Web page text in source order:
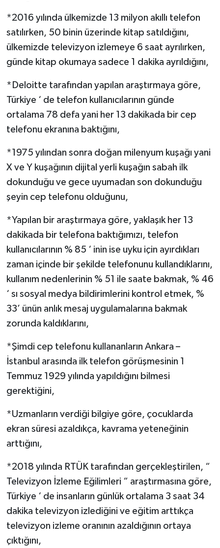
*2016 yılında ülkemizde 13 milyon akıllı telefon
satılırken, 50 binin üzerinde kitap satıldığını,
ülkemizde televizyon izlemeye 6 saat ayrılırken,
günde kitap okumaya sadece 1 dakika ayrıldığını,
*Deloitte tarafından yapılan araştırmaya göre,
Türkiye ‘ de telefon kullanıcılarının günde
ortalama 78 defa yani her 13 dakikada bir cep
telefonu ekranına baktığını,
*1975 yılından sonra doğan milenyum kuşağı yani
X ve Y kuşağının dijital yerli kuşağın sabah ilk
dokunduğu ve gece uyumadan son dokunduğu
şeyin cep telefonu olduğunu,
*Yapılan bir araştırmaya göre, yaklaşık her 13
dakikada bir telefona baktığımızı, telefon
kullanıcılarının % 85 ‘ inin ise uyku için ayırdıkları
zaman içinde bir şekilde telefonunu kullandıklarını,
kullanım nedenlerinin % 51 ile saate bakmak, % 46
‘ sı sosyal medya bildirimlerini kontrol etmek, %
33’ ünün anlık mesaj uygulamalarına bakmak
zorunda kaldıklarını,
*Şimdi cep telefonu kullananların Ankara –
İstanbul arasında ilk telefon görüşmesinin 1
Temmuz 1929 yılında yapıldığını bilmesi
gerektiğini,
*Uzmanların verdiği bilgiye göre, çocuklarda
ekran süresi azaldıkça, kavrama yeteneğinin
arttığını,
*2018 yılında RTÜK tarafından gerçekleştirilen, “
Televizyon İzleme Eğilimleri “ araştırmasına göre,
Türkiye ‘ de insanların günlük ortalama 3 saat 34
dakika televizyon izlediğini ve eğitim arttıkça
televizyon izleme oranının azaldığının ortaya
çıktığını,